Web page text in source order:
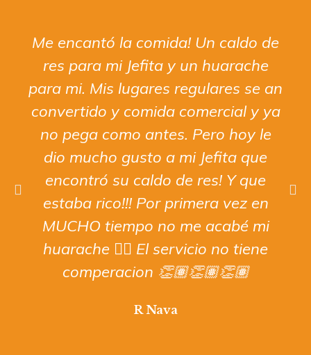
Me encantó la comida! Un caldo de
res para mi Jefita y un huarache
para mi. Mis lugares regulares se an
convertido y comida comercial y ya
no pega como antes. Pero hoy le
dio mucho gusto a mi Jefita que
encontró su caldo de res! Y que
estaba rico!!! Por primera vez en
MUCHO tiempo no me acabé mi
huarache 😮‍💨 El servicio no tiene
comperacion 👏🏽👏🏽👏🏽
R Nava